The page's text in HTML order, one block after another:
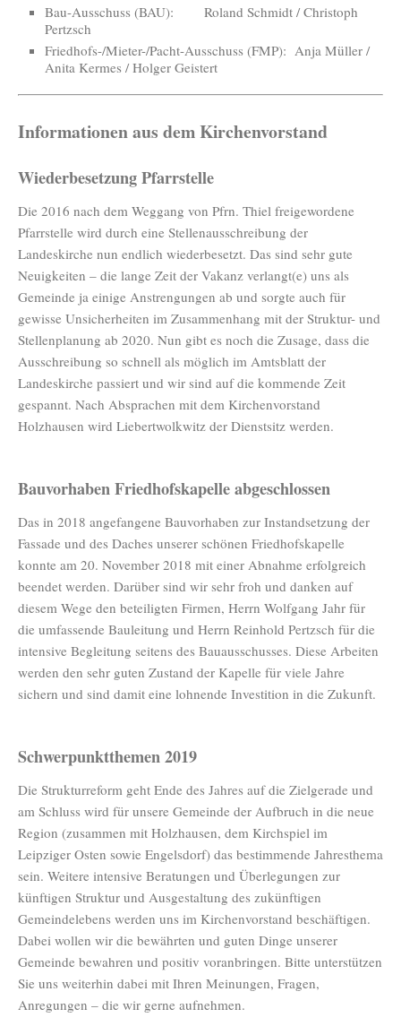
Bau-Ausschuss (BAU): Roland Schmidt / Christoph
Pertzsch
Friedhofs-/Mieter-/Pacht-Ausschuss (FMP): Anja Müller /
Anita Kermes / Holger Geistert
Informationen aus dem Kirchenvorstand
Wiederbesetzung Pfarrstelle
Die 2016 nach dem Weggang von Pfrn. Thiel freigewordene
Pfarrstelle wird durch eine Stellenausschreibung der
Landeskirche nun endlich wiederbesetzt. Das sind sehr gute
Neuigkeiten – die lange Zeit der Vakanz verlangt(e) uns als
Gemeinde ja einige Anstrengungen ab und sorgte auch für
gewisse Unsicherheiten im Zusammenhang mit der Struktur- und
Stellenplanung ab 2020. Nun gibt es noch die Zusage, dass die
Ausschreibung so schnell als möglich im Amtsblatt der
Landeskirche passiert und wir sind auf die kommende Zeit
gespannt. Nach Absprachen mit dem Kirchenvorstand
Holzhausen wird Liebertwolkwitz der Dienstsitz werden.
Bauvorhaben Friedhofskapelle abgeschlossen
Das in 2018 angefangene Bauvorhaben zur Instandsetzung der
Fassade und des Daches unserer schönen Friedhofskapelle
konnte am 20. November 2018 mit einer Abnahme erfolgreich
beendet werden. Darüber sind wir sehr froh und danken auf
diesem Wege den beteiligten Firmen, Herrn Wolfgang Jahr für
die umfassende Bauleitung und Herrn Reinhold Pertzsch für die
intensive Begleitung seitens des Bauausschusses. Diese Arbeiten
werden den sehr guten Zustand der Kapelle für viele Jahre
sichern und sind damit eine lohnende Investition in die Zukunft.
Schwerpunktthemen 2019
Die Strukturreform geht Ende des Jahres auf die Zielgerade und
am Schluss wird für unsere Gemeinde der Aufbruch in die neue
Region (zusammen mit Holzhausen, dem Kirchspiel im
Leipziger Osten sowie Engelsdorf) das bestimmende Jahresthema
sein. Weitere intensive Beratungen und Überlegungen zur
künftigen Struktur und Ausgestaltung des zukünftigen
Gemeindelebens werden uns im Kirchenvorstand beschäftigen.
Dabei wollen wir die bewährten und guten Dinge unserer
Gemeinde bewahren und positiv voranbringen. Bitte unterstützen
Sie uns weiterhin dabei mit Ihren Meinungen, Fragen,
Anregungen – die wir gerne aufnehmen.